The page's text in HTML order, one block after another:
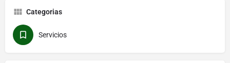
Categorias
Servicios